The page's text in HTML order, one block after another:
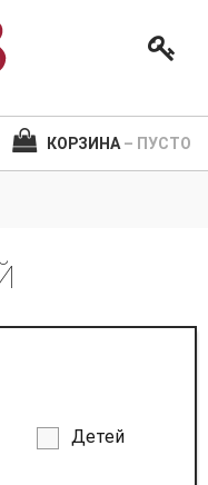
КОРЗИНА – ПУСТО
Детей